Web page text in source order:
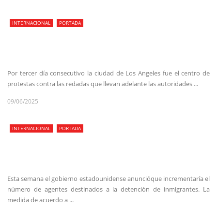
INTERNACIONAL PORTADA
Por tercer día consecutivo la ciudad de Los Angeles fue el centro de
protestas contra las redadas que llevan adelante las autoridades ...
09/06/2025
INTERNACIONAL PORTADA
Esta semana el gobierno estadounidense anuncióque incrementaría el
número de agentes destinados a la detención de inmigrantes. La
medida de acuerdo a ...